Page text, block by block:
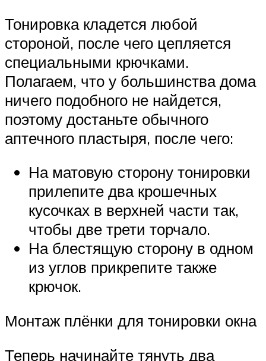
Тонировка кладется любой
стороной, после чего цепляется
специальными крючками.
Полагаем, что у большинства дома
ничего подобного не найдется,
поэтому достаньте обычного
аптечного пластыря, после чего:
На матовую сторону тонировки
прилепите два крошечных
кусочках в верхней части так,
чтобы две трети торчало.
На блестящую сторону в одном
из углов прикрепите также
крючок.
Монтаж плёнки для тонировки окна
Теперь начинайте тянуть два